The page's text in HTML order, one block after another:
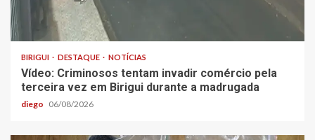
BIRIGUI DESTAQUE NOTÍCIAS
Vídeo: Criminosos tentam invadir comércio pela
terceira vez em Birigui durante a madrugada
diego 06/08/2026